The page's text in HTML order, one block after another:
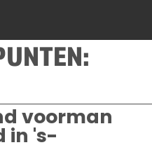
voorman
in 's-